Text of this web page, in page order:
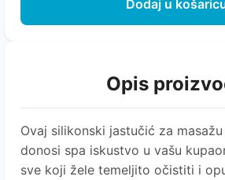
Dodaj u
Opis
Ovaj silikonski jastučić za
donosi spa iskustvo u vašu
sve koji žele temeljito očistiti i